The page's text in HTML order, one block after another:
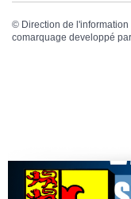
© Direction de
comarquage developpé